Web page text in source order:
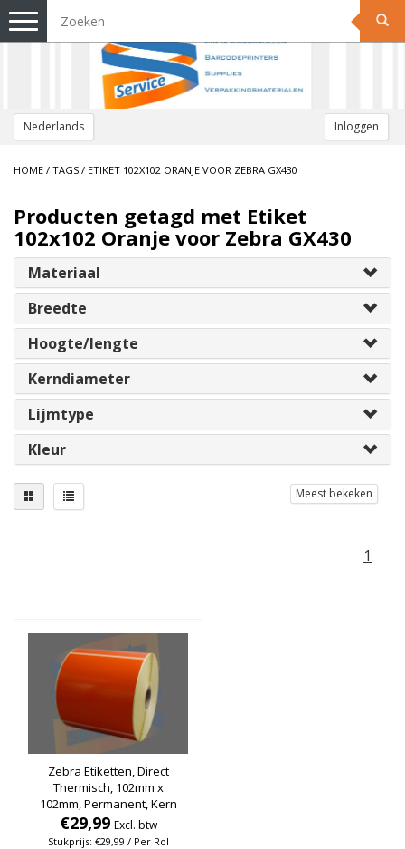
Nederlands Inloggen
Toggle
navigation
HOME / TAGS / ETIKET 102X102 ORANJE VOOR ZEBRA GX430
Producten getagd met Etiket
102x102 Oranje voor Zebra GX430
Materiaal
Breedte
Hoogte/lengte
Kerndiameter
Lijmtype
Kleur
Meest bekeken
1
Zebra Etiketten, Direct
Thermisch, 102mm x
102mm, Permanent, Kern
25mm, Oranje, rol à 700
stuks
€29,99 Excl. btw
Stukprijs: €29,99 / Per Rol